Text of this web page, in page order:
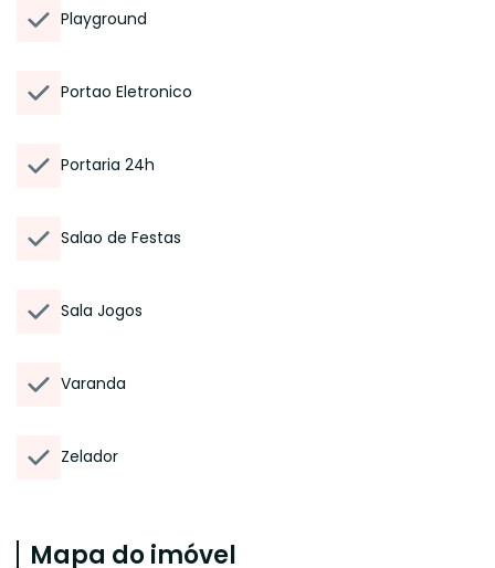
Playground
Portao Eletronico
Portaria 24h
Salao de Festas
Sala Jogos
Varanda
Zelador
Mapa do imóvel